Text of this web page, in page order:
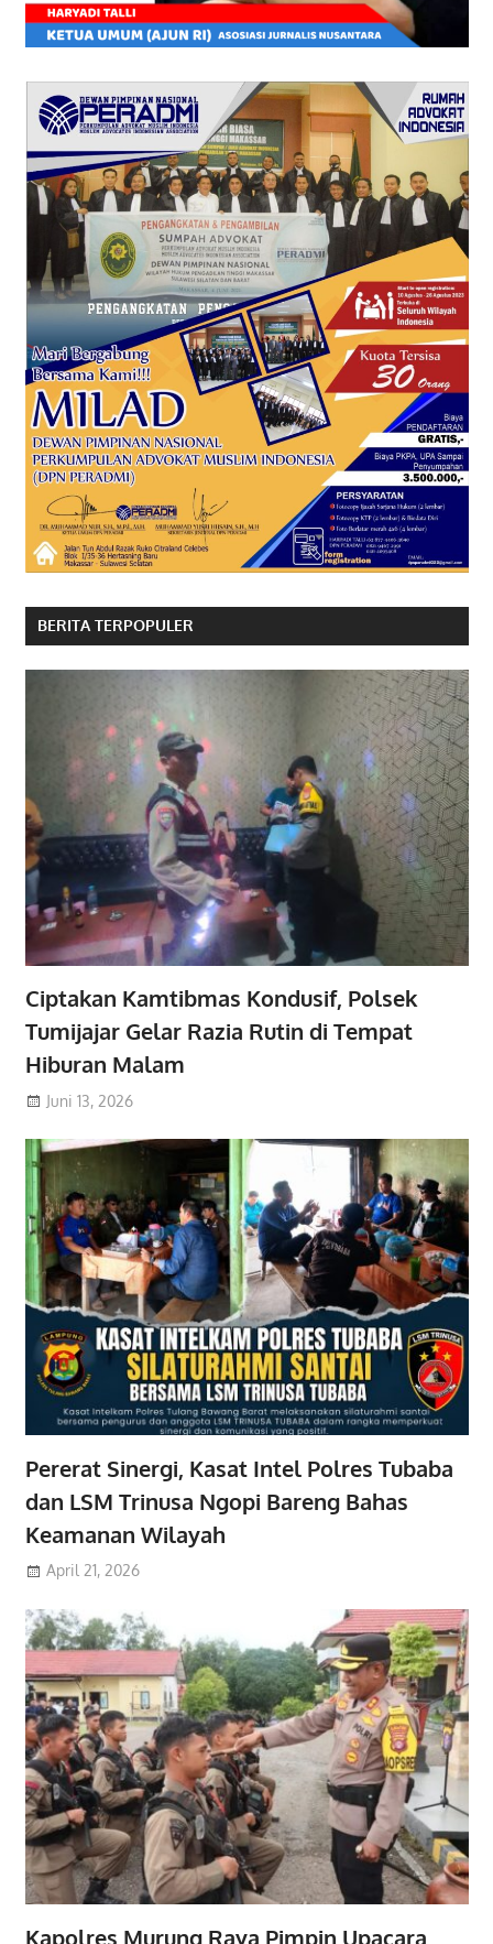
BERITA TERPOPULER
Ciptakan Kamtibmas Kondusif, Polsek
Tumijajar Gelar Razia Rutin di Tempat
Hiburan Malam
Juni 13, 2026
Pererat Sinergi, Kasat Intel Polres Tubaba
dan LSM Trinusa Ngopi Bareng Bahas
Keamanan Wilayah
April 21, 2026
Kapolres Murung Raya Pimpin Upacara